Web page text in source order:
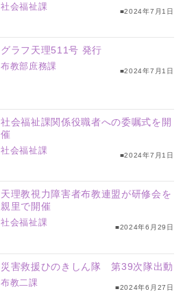
社会福祉課
■2024年7月1日
グラフ天理511号 発行
布教部庶務課
■2024年7月1日
社会福祉課関係役職者への委嘱式を開
催
社会福祉課
■2024年7月1日
天理教視力障害者布教連盟が研修会を
親里で開催
社会福祉課
■2024年6月29日
災害救援ひのきしん隊 第39次隊出動
布教二課
■2024年6月27日